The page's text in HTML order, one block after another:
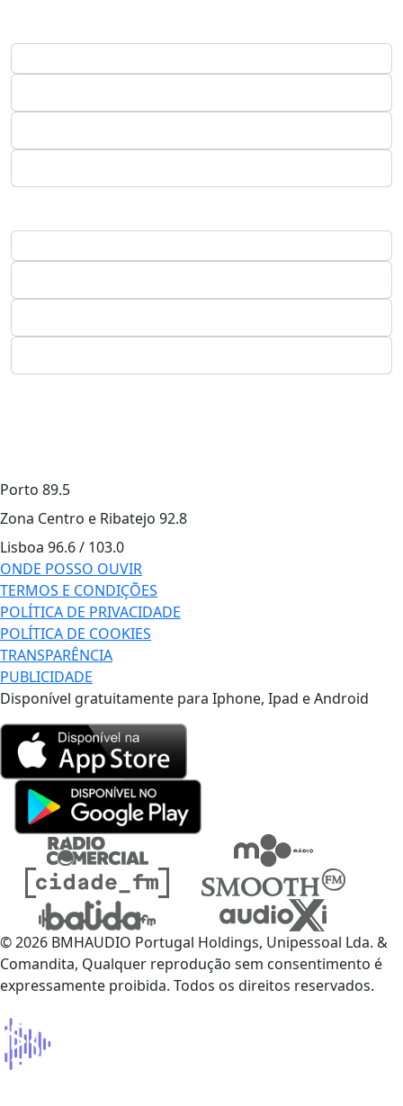
Porto 89.5
Zona Centro e Ribatejo 92.8
Lisboa 96.6 / 103.0
ONDE POSSO OUVIR
TERMOS E CONDIÇÕES
POLÍTICA DE PRIVACIDADE
POLÍTICA DE COOKIES
TRANSPARÊNCIA
PUBLICIDADE
Disponível gratuitamente para Iphone, Ipad e Android
© 2026 BMHAUDIO Portugal Holdings, Unipessoal Lda. &
Comandita, Qualquer reprodução sem consentimento é
expressamente proibida. Todos os direitos reservados.